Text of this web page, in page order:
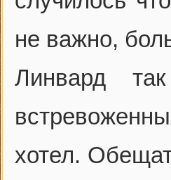
не важно,
Линвард
хотел.